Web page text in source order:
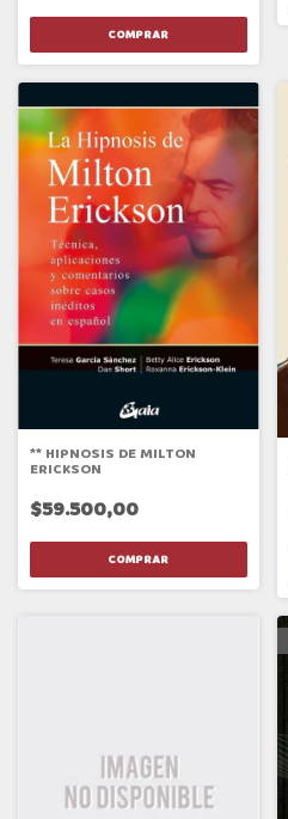
** HIPNOSIS DE MILTON
ERICKSON
$59.500,00